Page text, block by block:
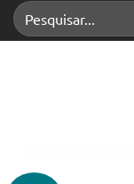
Pesquisar
por: